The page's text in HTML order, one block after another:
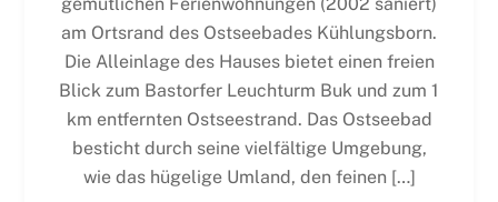
am Ortsrand des Ostseebades Kühlungsborn.
Die Alleinlage des Hauses bietet einen freien
Blick zum Bastorfer Leuchturm Buk und zum 1
km entfernten Ostseestrand. Das Ostseebad
besticht durch seine vielfältige Umgebung,
wie das hügelige Umland, den feinen […]